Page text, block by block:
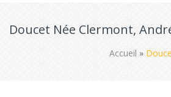
Doucet Née Clermont,
Accueil »